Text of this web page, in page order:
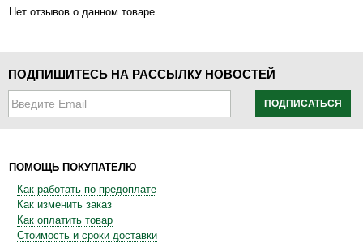
Нет отзывов о данном товаре.
ПОДПИШИТЕСЬ НА РАССЫЛКУ НОВОСТЕЙ
ПОДПИСАТЬСЯ
ПОМОЩЬ ПОКУПАТЕЛЮ
Как работать по предоплате
Как изменить заказ
Как оплатить товар
Стоимость и сроки доставки